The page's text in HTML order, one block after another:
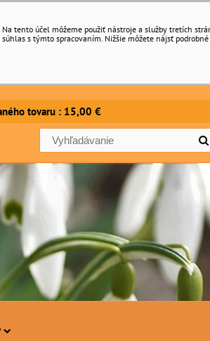
: 15,00 €
tento účel môžeme použiť nástroje a služby tretích
s týmto spracovaním. Nižšie môžete nájsť podrobné